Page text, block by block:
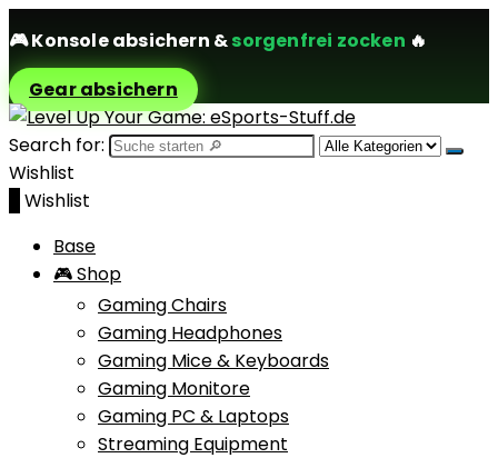
🎮Konsole absichern &sorgenfrei zocken 🔥
Gear absichern
Search for:
Wishlist
Wishlist
Base
🎮 Shop
Gaming Chairs
Gaming Headphones
Gaming Mice & Keyboards
Gaming Monitore
Gaming PC & Laptops
Streaming Equipment